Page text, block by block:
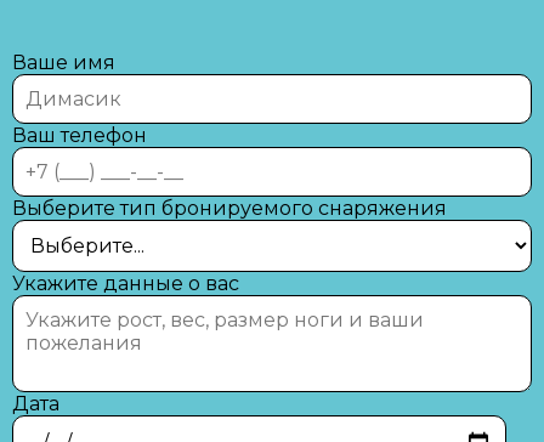
Ваше имя
Ваш телефон
Выберите тип бронируемого снаряжения
Укажите данные о вас
Дата